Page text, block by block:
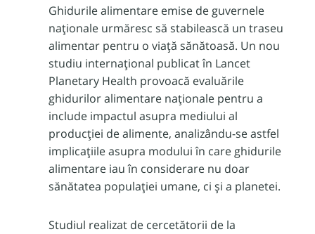
Ghidurile alimentare emise de guvernele
naționale urmăresc să stabilească un traseu
alimentar pentru o viață sănătoasă. Un nou
studiu internațional publicat în Lancet
Planetary Health provoacă evaluările
ghidurilor alimentare naționale pentru a
include impactul asupra mediului al
producției de alimente, analizându-se astfel
implicațiile asupra modului în care ghidurile
alimentare iau în considerare nu doar
sănătatea populației umane, ci și a planetei.
Studiul realizat de cercetătorii de la